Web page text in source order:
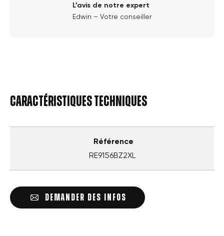
L’avis de notre expert
Edwin – Votre conseiller
Caractéristiques techniques
Référence
RE9156BZ2XL
DEMANDER DES INFOS